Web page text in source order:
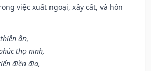
việc xuất ngoại, xây cất, và hôn
ân,
thọ ninh,
điền địa,